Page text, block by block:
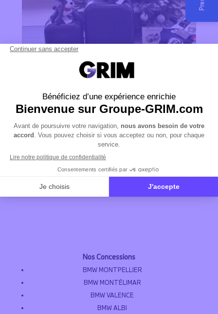
Nos Concessions
BMW MONTPELLIER
BMW MONTÉLIMAR
BMW VALENCE
BMW ALBI